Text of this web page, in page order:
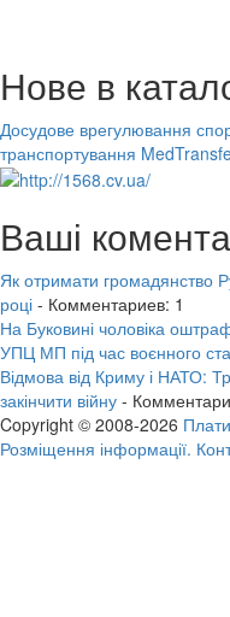
Нове в
Досудове врегулювання
транспортування
Ваші
Як отримати громадянство
році - Комментариев: 1
На Буковині чоловіка
УПЦ МП під час воєнного
Відмова від Криму і НАТО:
закінчити війну -
Copyright © 2008-2026
Розміщення інформації.